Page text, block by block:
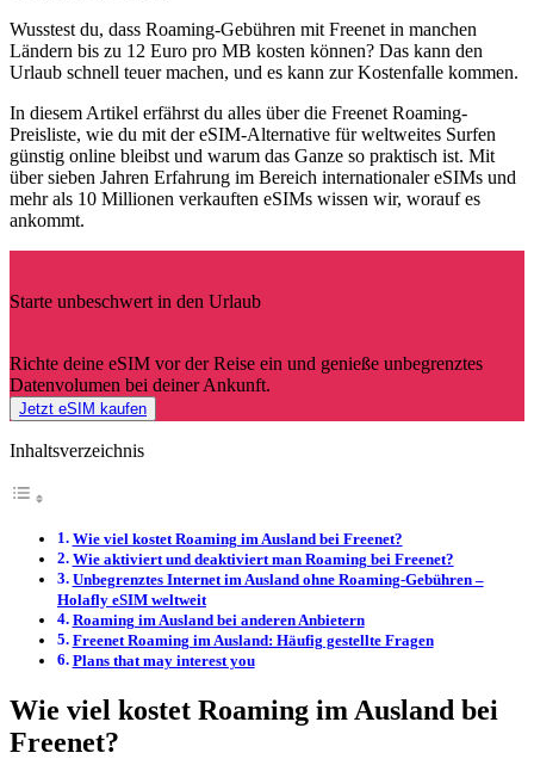
Wusstest du, dass Roaming-Gebühren mit Freenet in manchen
Ländern bis zu 12 Euro pro MB kosten können? Das kann den
Urlaub schnell teuer machen, und es kann zur Kostenfalle kommen.
In diesem Artikel erfährst du alles über die Freenet Roaming-
Preisliste, wie du mit der eSIM-Alternative für weltweites Surfen
günstig online bleibst und warum das Ganze so praktisch ist. Mit
über sieben Jahren Erfahrung im Bereich internationaler eSIMs und
mehr als 10 Millionen verkauften eSIMs wissen wir, worauf es
ankommt.
Starte unbeschwert in den Urlaub
Richte deine eSIM vor der Reise ein und genieße unbegrenztes
Datenvolumen bei deiner Ankunft.
Jetzt eSIM kaufen
Inhaltsverzeichnis
Wie viel kostet Roaming im Ausland bei Freenet?
Wie aktiviert und deaktiviert man Roaming bei Freenet?
Unbegrenztes Internet im Ausland ohne Roaming-Gebühren –
Holafly eSIM weltweit
Roaming im Ausland bei anderen Anbietern
Freenet Roaming im Ausland: Häufig gestellte Fragen
Plans that may interest you
Wie viel kostet Roaming im Ausland bei
Freenet?